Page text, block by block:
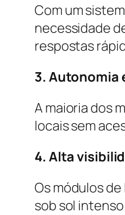
Com um
necessidade
respostas
3. Autonomia
A maioria dos
locais sem
4. Alta
Os módulos
sob sol